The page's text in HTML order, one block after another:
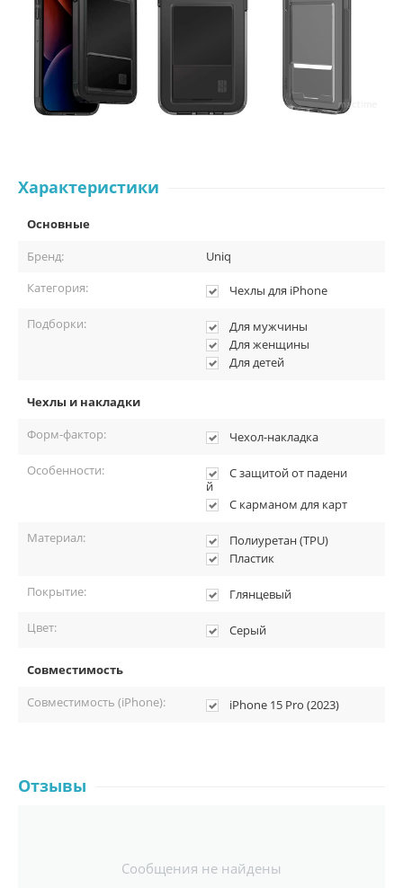
Характеристики
Основные
Бренд:
Uniq
Категория:
Чехлы для iPhone
Подборки:
Для мужчины
Для женщины
Для детей
Чехлы и накладки
Форм-фактор:
Чехол-накладка
Особенности:
С защитой от падени
й
С карманом для карт
Материал:
Полиуретан (TPU)
Пластик
Покрытие: Глянцевый
Цвет: Серый
Совместимость
Совместимость (iPhone):
iPhone 15 Pro (2023)
Отзывы
Сообщения не найдены